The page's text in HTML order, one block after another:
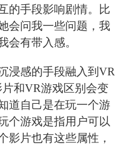
的手段影响剧情。比
会问我一些问题，我
会有带入感。
浸感的手段融入到VR
和VR游戏区别会变
道自己是在玩一个游
个游戏是指用户可以
影片也有这些属性，